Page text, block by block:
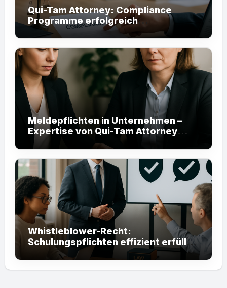
Qui-Tam Attorney: Compliance
Programme erfolgreich
implementieren (60 Zeichen)
Meldepflichten in Unternehmen –
Expertise von Qui-Tam Attorney
helfen Ihnen
Whistleblower-Recht:
Schulungspflichten effizient erfüllen
mit Qui-Tam Attorneys